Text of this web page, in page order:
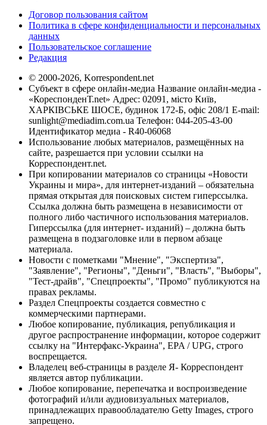
Договор пользования сайтом
Политика в сфере конфиденциальности и персональных
данных
Пользовательское соглашение
Редакция
© 2000-2026, Korrespondent.net
Субъект в сфере онлайн-медиа Название онлайн-медиа -
«КореспонденТ.net» Адрес: 02091, місто Київ,
ХАРКІВСЬКЕ ШОСЕ, будинок 172-Б, офіс 208/1 E-mail:
sunlight@mediadim.com.ua Телефон: 044-205-43-00
Идентификатор медиа - R40-06068
Использование любых материалов, размещённых на
сайте, разрешается при условии ссылки на
Корреспондент.net.
При копировании материалов со страницы «Новости
Украины и мира», для интернет-изданий – обязательна
прямая открытая для поисковых систем гиперссылка.
Ссылка должна быть размещена в независимости от
полного либо частичного использования материалов.
Гиперссылка (для интернет- изданий) – должна быть
размещена в подзаголовке или в первом абзаце
материала.
Новости с пометками "Мнение", "Экспертиза",
"Заявление", "Регионы", "Деньги", "Власть", "Выборы",
"Тест-драйв", "Спецпроекты", "Промо" публикуются на
правах рекламы.
Раздел Спецпроекты создается совместно с
коммерческими партнерами.
Любое копирование, публикация, републикация и
другое распространение информации, которое содержит
ссылку на "Интерфакс-Украина", EPA / UPG, строго
воспрещается.
Владелец веб-страницы в разделе Я- Корреспондент
является автор публикации.
Любое копирование, перепечатка и воспроизведение
фотографий и/или аудиовизуальных материалов,
принадлежащих правообладателю Getty Images, строго
запрещено.